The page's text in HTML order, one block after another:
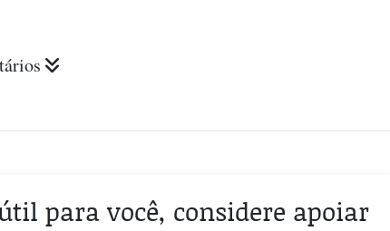
para você, considere apoiar